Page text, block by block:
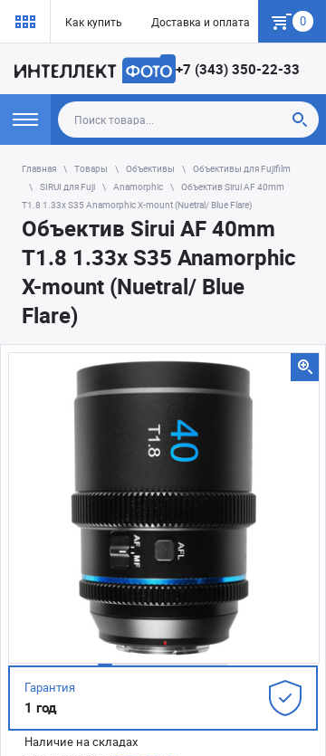
Как купить Доставка и оплата Гарантия
0
+7 (343) 350-22-33
Главная Товары Объективы
Объективы для Fujifilm
SIRUI для Fuji
Anamorphic
Объектив Sirui AF 40mm
T1.8 1.33x S35 Anamorphic X-mount (Nuetral/ Blue Flare)
Объектив Sirui AF 40mm
T1.8 1.33x S35 Anamorphic
X-mount (Nuetral/ Blue
Flare)
Гарантия
1 год
Наличие на складах